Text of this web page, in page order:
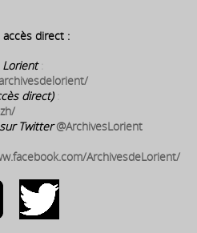
direct :
Lorient
direct):
Twitter @ArchivesLorient
ArchivesdeLorient/